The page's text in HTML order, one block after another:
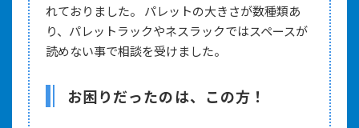
れておりました。 パレットの大きさが数種類あ
り、パレットラックやネスラックではスペースが
読めない事で相談を受けました。
お困りだったのは、この方！